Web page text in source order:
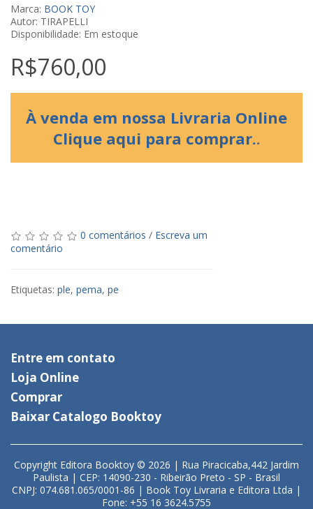
Marca: BOOK TOY
Autor: TIRAPELLI
Disponibilidade: Em estoque
R$760,00
À venda em nossa Livraria Online
Clique aqui para comprar..
0 comentários / Escreva um
comentário
Etiquetas: ple, pema, pe
Entre em contato
Loja Online
Comprar
Baixar Catalogo Booktoy
Copyright Editora Booktoy © 2026 | Rua Piracicaba,442 Jardim
Paulista | CEP: 14090-230 - Ribeirão Preto - SP - Brasil
CNPJ: 074.681.065/0001-86 | Book Toy Livraria e Editora Ltda |
Fone: +55 16 3624.5755